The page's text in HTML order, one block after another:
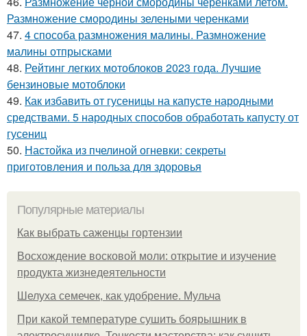
Размножение смородины зелеными черенками
47. 4 способа размножения малины. Размножение
малины отпрысками
48. Рейтинг легких мотоблоков 2023 года. Лучшие
бензиновые мотоблоки
49. Как избавить от гусеницы на капусте народными
средствами. 5 народных способов обработать капусту от
гусениц
50. Настойка из пчелиной огневки: секреты
приготовления и польза для здоровья
Популярные материалы
Как выбрать саженцы гортензии
Восхождение восковой моли: открытие и изучение
продукта жизнедеятельности
Шелуха семечек, как удобрение. Мульча
При какой температуре сушить боярышник в